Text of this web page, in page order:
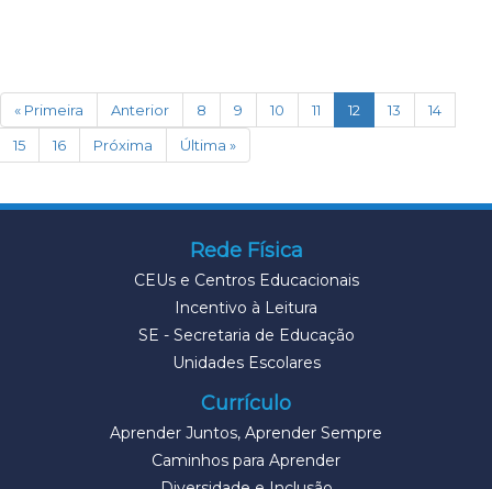
« Primeira Anterior 8 9 10 11 12 (current)
13
14
15
16 Próxima Última »
Rede Física
CEUs e Centros Educacionais
Incentivo à Leitura
SE - Secretaria de Educação
Unidades Escolares
Currículo
Aprender Juntos, Aprender Sempre
Caminhos para Aprender